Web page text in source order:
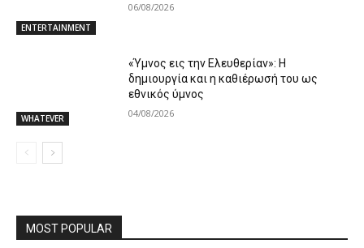
ENTERTAINMENT
06/08/2026
WHATEVER
«Ύμνος εις την Ελευθερίαν»: Η
δημιουργία και η καθιέρωσή του ως
εθνικός ύμνος
04/08/2026
MOST POPULAR